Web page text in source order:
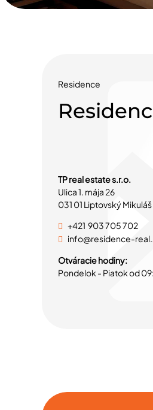
Residence
TP real estate s.r.o.
Ulica 1. mája 26
031 01 Liptovský Mikuláš
+421 903 705 702
info@residence-
Otváracie hodiny:
Pondelok - Piatok od